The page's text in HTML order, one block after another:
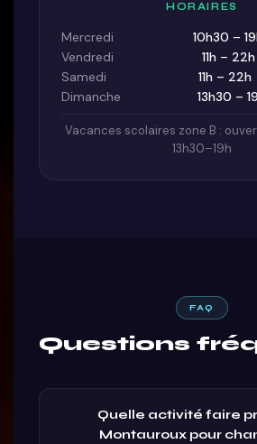
HORAIRES
Mercredi
10h30 –
Vendredi
11h – 22h
Samedi
11h – 22h
Dimanche
13h30 –
Vacances scolaires zone B :
13h30–19h
FAQ
Questions
Quelle activité faire
Montauroux pour